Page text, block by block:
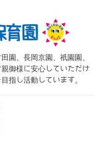
園、長岡京園、祇園園、
御様に安心していただけ
指し活動しています。